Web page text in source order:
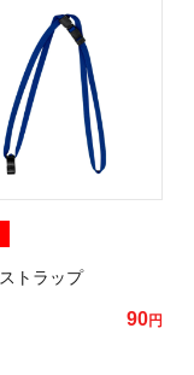
トラップ
90円